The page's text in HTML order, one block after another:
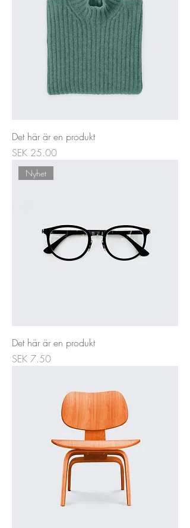
Det här är en produkt
Price
SEK 25.00
Nyhet
Det här är en produkt
Price
SEK 7.50